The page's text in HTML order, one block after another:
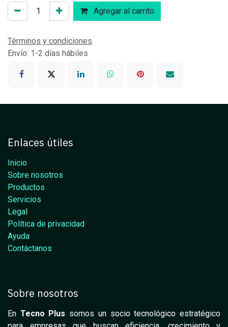
Agregar al carrito
Términos y condiciones
Envío: 1-2 días hábiles
Enlaces útiles
Inicio
Sobre nosotros
Productos
Servicios
Legal
Política de privacidad
Ayuda
Contáctanos
Sobre nosotros
En Tecno Plus somos un socio tecnológico estratégico